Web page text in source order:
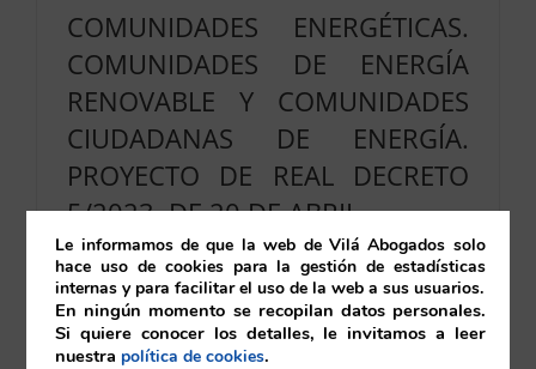
COMUNIDADES ENERGÉTICAS.
COMUNIDADES DE ENERGÍA
RENOVABLE Y COMUNIDADES
CIUDADANAS DE ENERGÍA.
PROYECTO DE REAL DECRETO
5/2023, DE 20 DE ABRIL
01/12/2023 | Energías renovables
Leer más
Le informamos de que la web de Vilá Abogados solo
hace uso de cookies para la gestión de estadísticas
internas y para facilitar el uso de la web a sus usuarios.
En ningún momento se recopilan datos personales.
Si quiere conocer los detalles, le invitamos a leer
nuestra política de cookies.